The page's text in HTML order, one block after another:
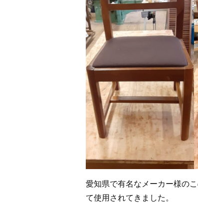
愛知県で有名なメーカー様の
て使用されてきました。